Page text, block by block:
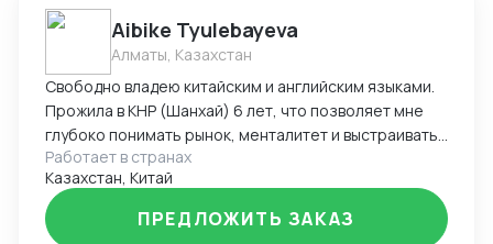
положений технологии осуществления контроля за
соблюдением правильности заявления в ДТ на
товары сведений, необходимых для целей валютного
контроля при декларировании товаров в
электронной форме.
Aibike Tyulebayeva
Алматы, Казахстан
Свободно владею китайским и английским языками.
Прожила в КНР (Шанхай) 6 лет, что позволяет мне
глубоко понимать рынок, менталитет и выстраивать
эффективную коммуникацию с производителями. С
2020 года профессионально занимаюсь закупом и
поставками товаров из Китая. Работаю напрямую с
заводами-изготовителями, без посредников.
Работает в странах
Казахстан, Китай
ПРЕДЛОЖИТЬ ЗАКАЗ